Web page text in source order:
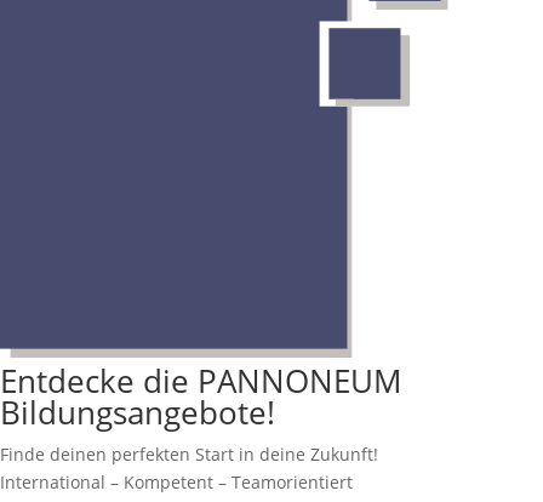
Entdecke die PANNONEUM
Bildungsangebote!
Finde deinen perfekten Start in deine Zukunft!
International – Kompetent – Teamorientiert